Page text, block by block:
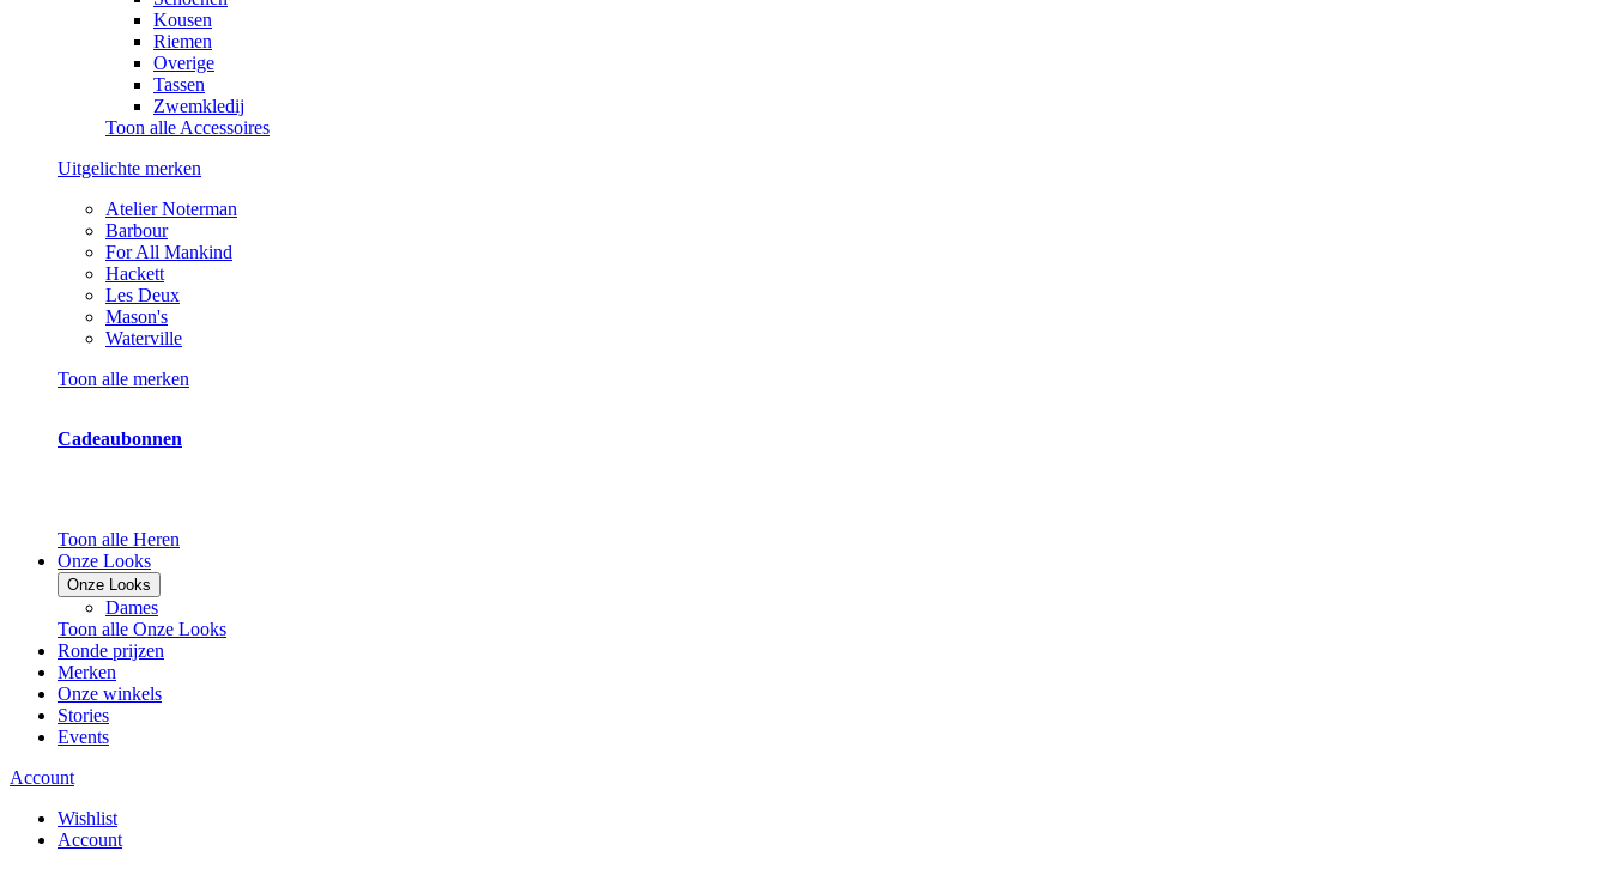
Kousen
Riemen
Overige
Tassen
Zwemkledij
Toon alle Accessoires
Uitgelichte merken
Atelier Noterman
Barbour
For All Mankind
Hackett
Les Deux
Mason's
Waterville
Toon alle merken
Cadeaubonnen
Toon alle Heren
Onze Looks
Onze Looks
Dames
Toon alle Onze Looks
Ronde prijzen
Merken
Onze winkels
Stories
Events
Account
Wishlist
Account